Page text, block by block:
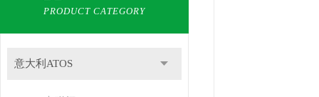
PRODUCT CATEGORY
意大利ATOS